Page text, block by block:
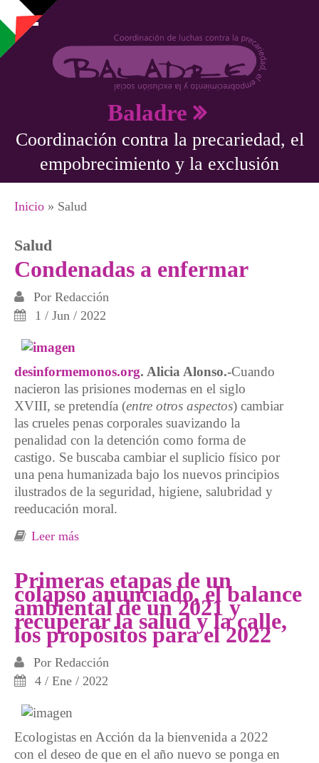
Pasar al contenido principal
Baladre
Coordinación contra la precariedad, el
empobrecimiento y la exclusión
Se encuentra usted aquí
Inicio » Salud
Salud
Condenadas a enfermar
Por Redacción
1 / Jun / 2022
desinformemonos.org. Alicia Alonso.-Cuando
nacieron las prisiones modernas en el siglo
XVIII, se pretendía (entre otros aspectos) cambiar
las crueles penas corporales suavizando la
penalidad con la detención como forma de
castigo. Se buscaba cambiar el suplicio físico por
una pena humanizada bajo los nuevos principios
ilustrados de la seguridad, higiene, salubridad y
reeducación moral.
Leer más
Primeras etapas de un
colapso anunciado, el balance
ambiental de un 2021 y
recuperar la salud y la calle,
los propósitos para el 2022
Por Redacción
4 / Ene / 2022
Ecologistas en Acción da la bienvenida a 2022
con el deseo de que en el año nuevo se ponga en